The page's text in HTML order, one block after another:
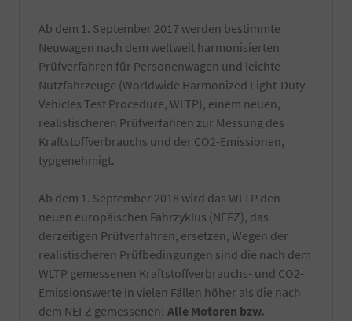
Ab dem 1. September 2017 werden bestimmte
Neuwagen nach dem weltweit harmonisierten
Prüfverfahren für Personenwagen und leichte
Nutzfahrzeuge (Worldwide Harmonized Light-Duty
Vehicles Test Procedure, WLTP), einem neuen,
realistischeren Prüfverfahren zur Messung des
Kraftstoffverbrauchs und der CO2-Emissionen,
typgenehmigt.
Ab dem 1. September 2018 wird das WLTP den
neuen europäischen Fahrzyklus (NEFZ), das
derzeitigen Prüfverfahren, ersetzen, Wegen der
realistischeren Prüfbedingungen sind die nach dem
WLTP gemessenen Kraftstoffverbrauchs- und CO2-
Emissionswerte in vielen Fällen höher als die nach
dem NEFZ gemessenen! Alle Motoren bzw.